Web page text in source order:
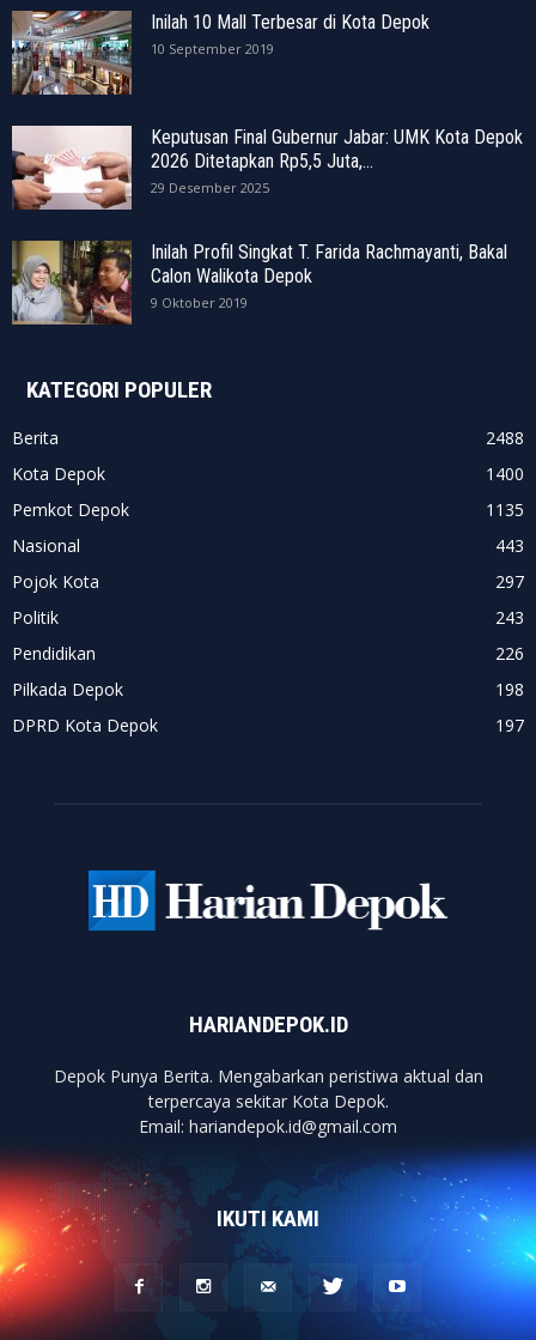
Inilah 10 Mall Terbesar di Kota Depok
10 September 2019
Keputusan Final Gubernur Jabar: UMK Kota Depok
2026 Ditetapkan Rp5,5 Juta,...
29 Desember 2025
Inilah Profil Singkat T. Farida Rachmayanti, Bakal
Calon Walikota Depok
9 Oktober 2019
KATEGORI POPULER
Berita
2488
Kota Depok
1400
Pemkot Depok
1135
Nasional
443
Pojok Kota
297
Politik
243
Pendidikan
226
Pilkada Depok
198
DPRD Kota Depok
197
HARIANDEPOK.ID
Depok Punya Berita. Mengabarkan peristiwa aktual dan
terpercaya sekitar Kota Depok.
Email: hariandepok.id@gmail.com
IKUTI KAMI